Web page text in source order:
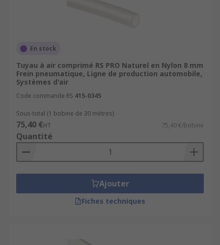
En stock
Tuyau à air comprimé RS PRO Naturel en Nylon 8 mm
Frein pneumatique, Ligne de production automobile,
Systèmes d'air
Code commande RS 415-0345
Sous-total (1 bobine de 30 mètres)
75,40 €HT 75,40 €/bobine
Quantité
Ajouter
Fiches techniques